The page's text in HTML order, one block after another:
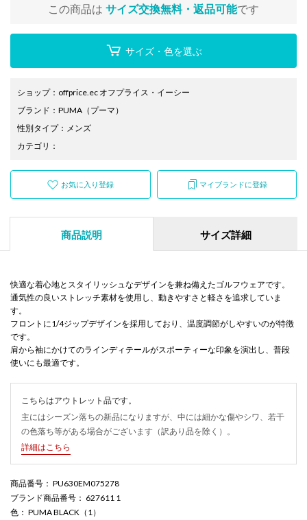
この商品は サイズ交換無料・返品可能です
サイズ・色を選ぶ
ショップ： offprice.ec オフプライス・イーシー
ブランド ： PUMA （プーマ）
性別タイプ： メンズ
カテゴリ ：
お気に入り登録 マイブランドに登録
商品説明 サイズ詳細
快適な着心地とスタイリッシュなデザインを兼ね備えたゴルフウェアです。
通気性の良いストレッチ素材を使用し、動きやすさと軽さを追求していま
す。
フロントに1/4ジップデザインを採用しており、温度調節がしやすいのが特徴
です。
肩から袖にかけてのラインディテールがスポーティーな印象を演出し、普段
使いにも最適です。
こちらはアウトレット品です。
主にはシーズン落ちの新品になりますが、中には細かな傷やシワ、若干
の色落ち等がある場合がございます（訳あり品を除く）。
詳細はこちら
商品番号 ： PU630EM075278
ブランド商品番号 ： 627611 1
色 ： PUMA BLACK（1）